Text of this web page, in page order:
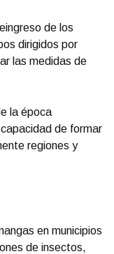
de los
dirigidos por
las medidas de
la época
de formar
regiones y
en municipios
de insectos,